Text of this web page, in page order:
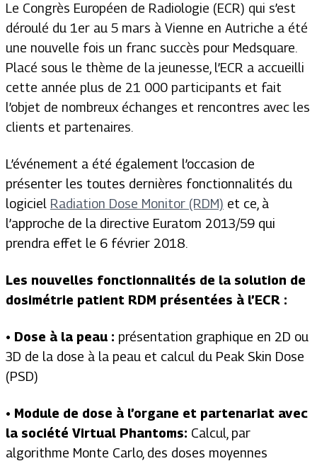
Le Congrès Européen de Radiologie (ECR) qui s’est
déroulé du 1er au 5 mars à Vienne en Autriche a été
une nouvelle fois un franc succès pour Medsquare.
Placé sous le thème de la jeunesse, l’ECR a accueilli
cette année plus de 21 000 participants et fait
l’objet de nombreux échanges et rencontres avec les
clients et partenaires.
L’événement a été également l’occasion de
présenter les toutes dernières fonctionnalités du
logiciel Radiation Dose Monitor (RDM) et ce, à
l’approche de la directive Euratom 2013/59 qui
prendra effet le 6 février 2018.
Les nouvelles fonctionnalités de la solution de
dosimétrie patient RDM présentées à l’ECR :
• Dose à la peau : présentation graphique en 2D ou
3D de la dose à la peau et calcul du Peak Skin Dose
(PSD)
• Module de dose à l’organe et partenariat avec
la société Virtual Phantoms: Calcul, par
algorithme Monte Carlo, des doses moyennes